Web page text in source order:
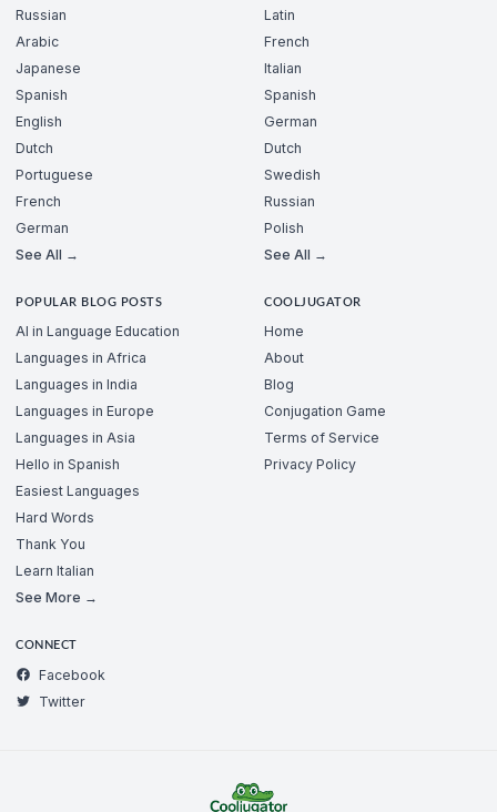
Russian
Arabic
Japanese
Spanish
English
Dutch
Portuguese
French
German
See All →
Latin
French
Italian
Spanish
German
Dutch
Swedish
Russian
Polish
See All →
POPULAR BLOG POSTS
AI in Language Education
Languages in Africa
Languages in India
Languages in Europe
Languages in Asia
Hello in Spanish
Easiest Languages
Hard Words
Thank You
Learn Italian
See More →
COOLJUGATOR
Home
About
Blog
Conjugation Game
Terms of Service
Privacy Policy
CONNECT
Facebook
Twitter